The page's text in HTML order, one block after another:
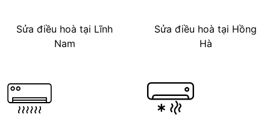
Sửa điều hoà tại Lĩnh
Nam
Sửa điều hoà tại Hồng
Hà